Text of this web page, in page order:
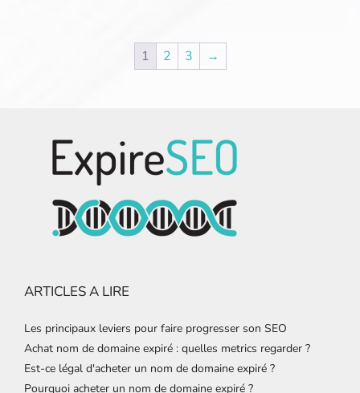
1 2 3 →
ARTICLES A LIRE
Les principaux leviers pour faire progresser son SEO
Achat nom de domaine expiré : quelles metrics regarder ?
Est-ce légal d'acheter un nom de domaine expiré ?
Pourquoi acheter un nom de domaine expiré ?